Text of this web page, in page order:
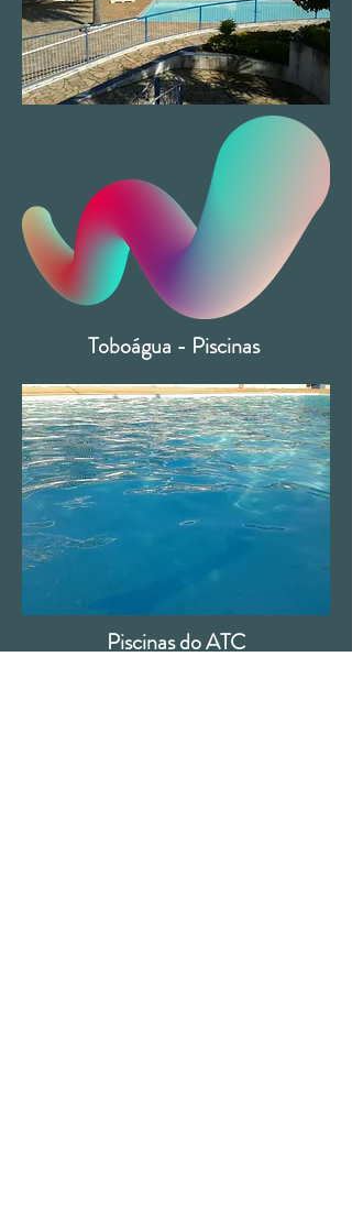
Toboágua - Piscinas
Piscinas do ATC